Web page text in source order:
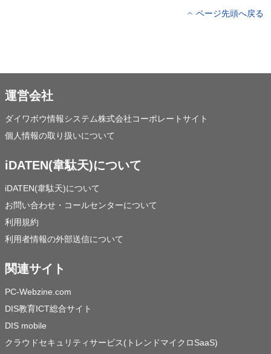
ページ先頭へ戻る
運営会社
ダイワボウ情報システム株式会社コーポレートサイト
個人情報の取り扱いについて
iDATEN(韋駄天)について
iDATEN(韋駄天)について
お問い合わせ・コールセンターについて
利用規約
利用者情報の外部送信について
関連サイト
PC-Webzine.com
DIS教育ICT総合サイト
DIS mobile
クラウドセキュリティサービス(トレンドマイクロSaaS)